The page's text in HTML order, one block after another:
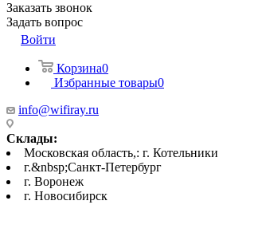
Заказать звонок
Задать вопрос
Войти
Корзина0
Избранные товары0
info@wifiray.ru
Склады:
Московская область,: г. Котельники
г.&nbsp;Санкт-Петербург
г. Воронеж
г. Новосибирск